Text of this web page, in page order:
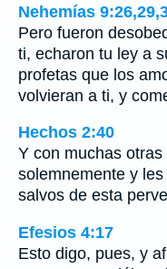
Nehemías
Pero fueron
ti, echaron tu ley a
profetas que los
volvieran a ti, y
Hechos 2:40
Y con muchas
solemnemente y
salvos de esta
Efesios 4:17
Esto digo, pues, y